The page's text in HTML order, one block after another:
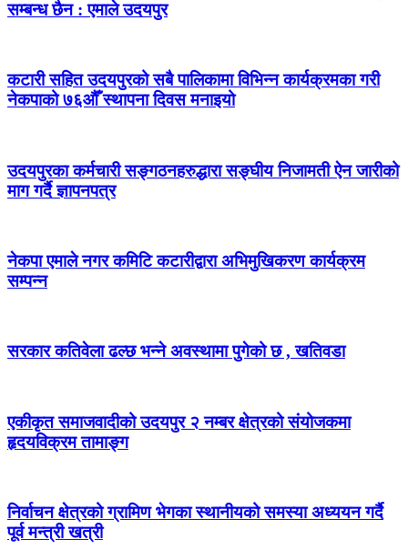
सम्बन्ध छैन : एमाले उदयपुर
कटारी सहित उदयपुरको सबै पालिकामा विभिन्न कार्यक्रमका गरी
नेकपाको ७६औँ स्थापना दिवस मनाइयो
उदयपुरका कर्मचारी सङ्गठनहरुद्धारा सङ्घीय निजामती ऐन जारीको
माग गर्दै ज्ञापनपत्र
नेकपा एमाले नगर कमिटि कटारीद्वारा अभिमुखिकरण कार्यक्रम
सम्पन्न
सरकार कतिवेला ढल्छ भन्ने अवस्थामा पुगेको छ , खतिवडा
एकीकृत समाजवादीको उदयपुर २ नम्बर क्षेत्रको संयोजकमा
हृदयविक्रम तामाङ्ग
निर्वाचन क्षेत्रको ग्रामिण भेगका स्थानीयको समस्या अध्ययन गर्दै
पूर्व मन्त्री खत्री